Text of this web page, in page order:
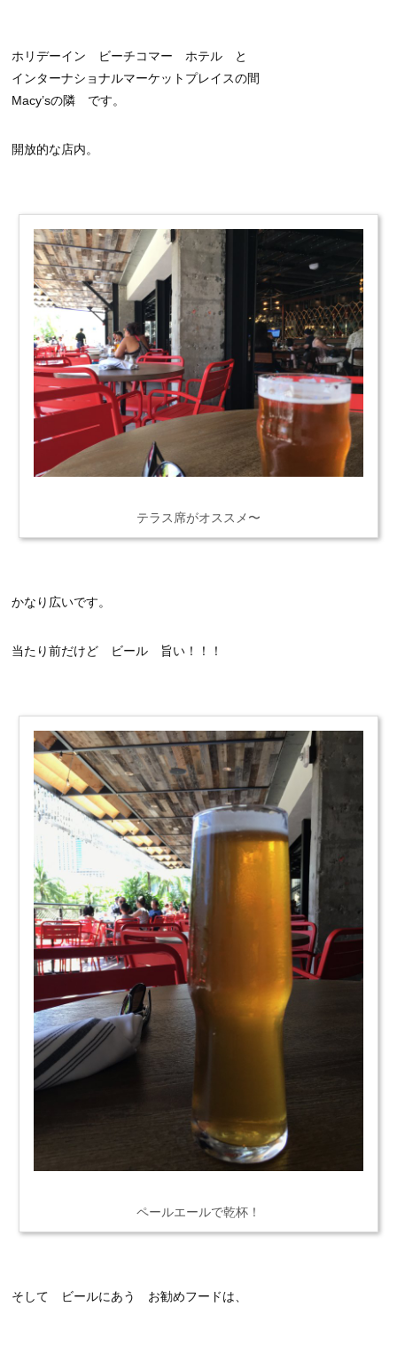
ホリデーイン ビーチコマー ホテル と
インターナショナルマーケットプレイスの間
Macy’sの隣 です。
開放的な店内。
テラス席がオススメ〜
かなり広いです。
当たり前だけど ビール 旨い！！！
ペールエールで乾杯！
そして ビールにあう お勧めフードは、